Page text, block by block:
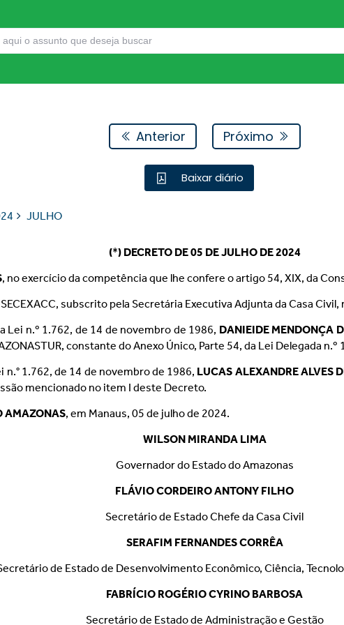
Anterior
Próximo
Baixar diário
JULHO
(*) DECRETO DE 05 DE JULHO DE 2024
, no exercício da competência que lhe confere o artigo 54, XIX, da
subscrito pela Secretária Executiva Adjunta da Casa Civil,
Lei n.º 1.762, de 14 de novembro de 1986, DANIEIDE MENDONÇA
constante do Anexo Único, Parte 54, da Lei Delegada
n.° 1.762, de 14 de novembro de 1986, LUCAS ALEXANDRE ALVES
mencionado no item I deste Decreto.
AMAZONAS, em Manaus, 05 de julho de 2024.
WILSON MIRANDA LIMA
Governador do Estado do Amazonas
FLÁVIO CORDEIRO ANTONY FILHO
Secretário de Estado Chefe da Casa Civil
SERAFIM FERNANDES CORRÊA
de Estado de Desenvolvimento Econômico, Ciência,
FABRÍCIO ROGÉRIO CYRINO BARBOSA
Secretário de Estado de Administração e Gestão